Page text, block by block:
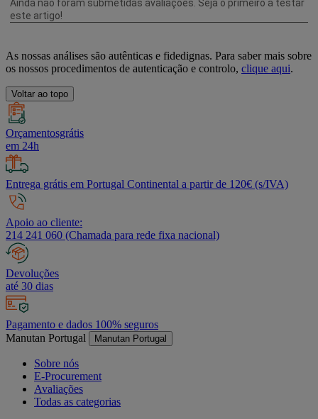
As nossas análises são autênticas e fidedignas. Para saber mais sobre
os nossos procedimentos de autenticação e controlo, clique aqui.
Voltar ao topo
Orçamentosgrátis
em 24h
Entrega grátis em Portugal Continental a partir de 120€ (s/IVA)
Apoio ao cliente:
214 241 060 (Chamada para rede fixa nacional)
Devoluções
até 30 dias
Pagamento e dados 100% seguros
Manutan Portugal
Manutan Portugal
Sobre nós
E-Procurement
Avaliações
Todas as categorias